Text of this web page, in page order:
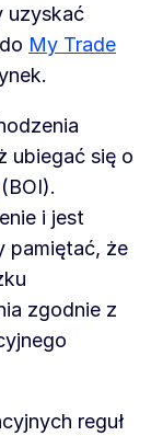
uzyskać
My Trade
ubiegać się o
(BOI).
i jest
pamiętać, że
zgodnie z
reguł